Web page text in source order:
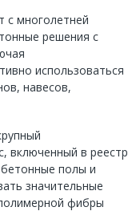
с многолетней
решения с
использоваться
навесов,
включенный в реестр
полы и
значительные
фибры